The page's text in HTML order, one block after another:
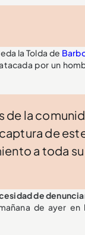
la Tolda de
por un
de la
de
a toda
de
de ayer